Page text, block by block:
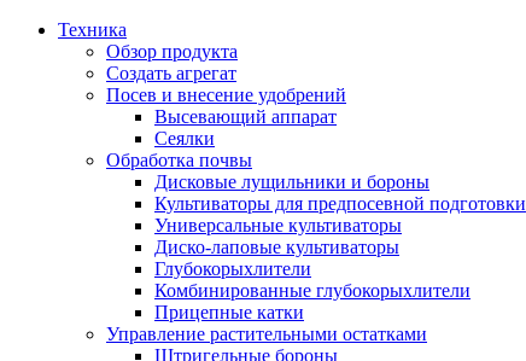
Техника
Обзор продукта
Создать агрегат
Посев и внесение удобрений
Высевающий аппарат
Сеялки
Oбработка почвы
Дисковые лущильники и бороны
Культиваторы для предпосевной подготовки
Универсальные культиваторы
Диско-лаповые культиваторы
Глубокорыхлители
Комбинированные глубокорыхлители
Прицепные катки
Управление растительными остатками
Штригельные бороны